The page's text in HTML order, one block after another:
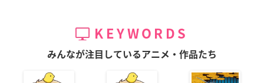
KEYWORDS
みんなが注目しているアニメ・作品たち